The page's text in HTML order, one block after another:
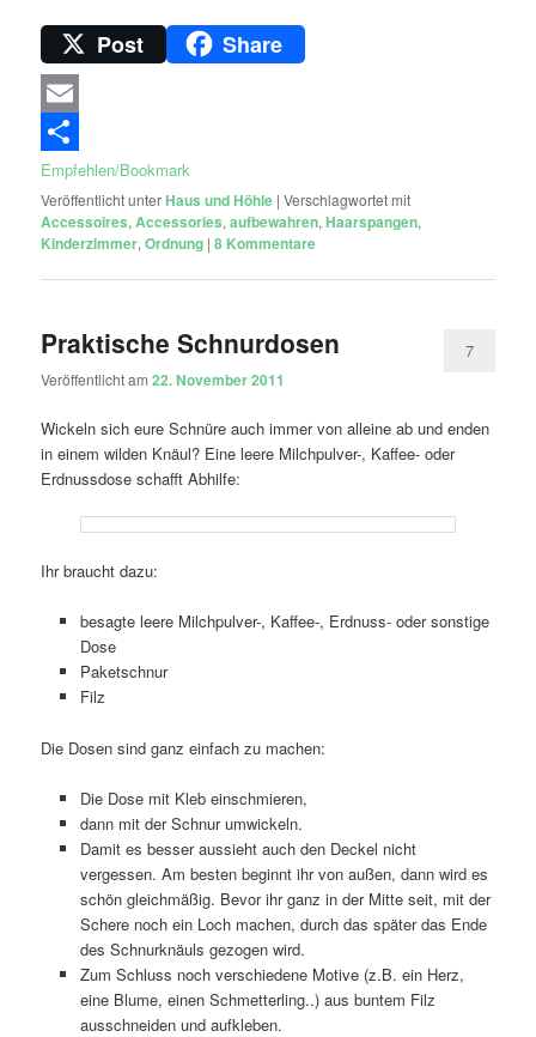
Post Share
Email
Empfehlen/Bookmark
Veröffentlicht unterHaus und Höhle |Verschlagwortet mit
Accessoires,Accessories,aufbewahren,Haarspangen,
Kinderzimmer,Ordnung |8 Kommentare
Praktische Schnurdosen
Veröffentlicht am22. November 2011
7
Wickeln sich eure Schnüre auch immer von alleine ab und enden
in einem wilden Knäul? Eine leere Milchpulver-, Kaffee- oder
Erdnussdose schafft Abhilfe:
Ihr braucht dazu:
besagte leere Milchpulver-, Kaffee-, Erdnuss- oder sonstige
Dose
Paketschnur
Filz
Die Dosen sind ganz einfach zu machen:
Die Dose mit Kleb einschmieren,
dann mit der Schnur umwickeln.
Damit es besser aussieht auch den Deckel nicht
vergessen. Am besten beginnt ihr von außen, dann wird es
schön gleichmäßig. Bevor ihr ganz in der Mitte seit, mit der
Schere noch ein Loch machen, durch das später das Ende
des Schnurknäuls gezogen wird.
Zum Schluss noch verschiedene Motive (z.B. ein Herz,
eine Blume, einen Schmetterling..) aus buntem Filz
ausschneiden und aufkleben.